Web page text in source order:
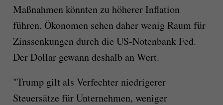
Maßnahmen könnten zu höherer Inflation
führen. Ökonomen sehen daher wenig Raum für
Zinssenkungen durch die US-Notenbank Fed.
Der Dollar gewann deshalb an Wert.
"Trump gilt als Verfechter niedrigerer
Steuersätze für Unternehmen, weniger